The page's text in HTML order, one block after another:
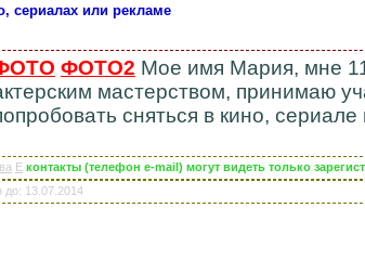
сериалах или рекламе
ФОТО2 Мое имя Мария, мне
мастерством, принимаю
сняться в кино,
E контакты (телефон e-mail) могут видеть только
до: 13.07.2014